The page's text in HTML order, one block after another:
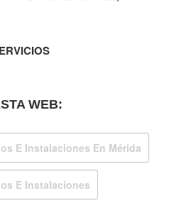
WEB:
E Instalaciones En Mérida
E Instalaciones